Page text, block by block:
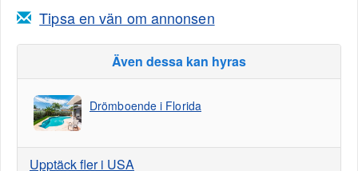
Tipsa en vän om annonsen
Även dessa kan hyras
Drömboende i Florida
Upptäck fler i USA